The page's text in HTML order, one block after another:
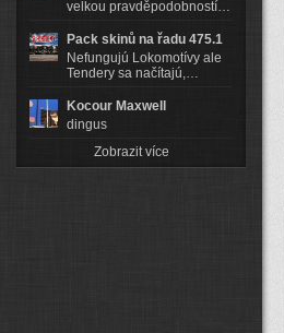
velkou pravděpodobností…
Pack skinů na řadu 475.1
Nefungujú Lokomotívy ale
Tendery sa načítajú,…
Kocour Maxwell
dingus
Zobrazit více